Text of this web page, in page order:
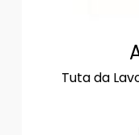
Tuta da